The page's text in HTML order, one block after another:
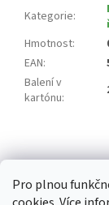
Pro plnou
Kategorie:
Hmotnost:
EAN:
Balení v
kartónu:
á